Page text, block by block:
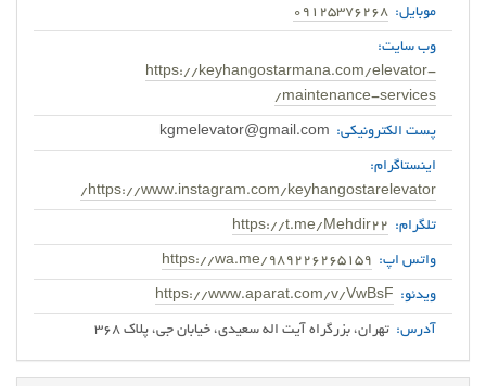
موبایل: 09125376268
وب سایت:
https://keyhangostarmana.com/elevator-
maintenance-services/
پست الکترونیکی: kgmelevator@gmail.com
اینستاگرام:
https://www.instagram.com/keyhangostarelevator/
تلگرام: https://t.me/Mehdir22
واتس اپ: https://wa.me/989226265159
ویدئو: https://www.aparat.com/v/VwBsF
آدرس: تهران، بزرگراه آیت اله سعیدی، خیابان جی، پلاک 368